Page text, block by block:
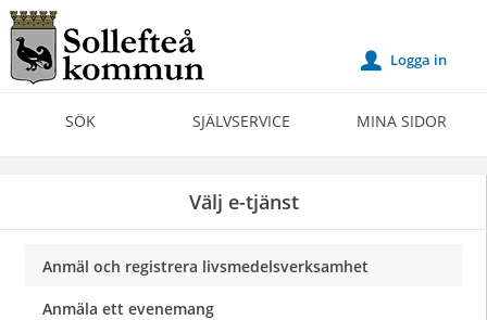
Välkommen
till
Självservice
Sollefteå
SÖK SJÄLVSERVICE MINA SIDOR
u Logga in
Välj e-tjänst
Anmäl och registrera livsmedelsverksamhet
Anmäla ett evenemang